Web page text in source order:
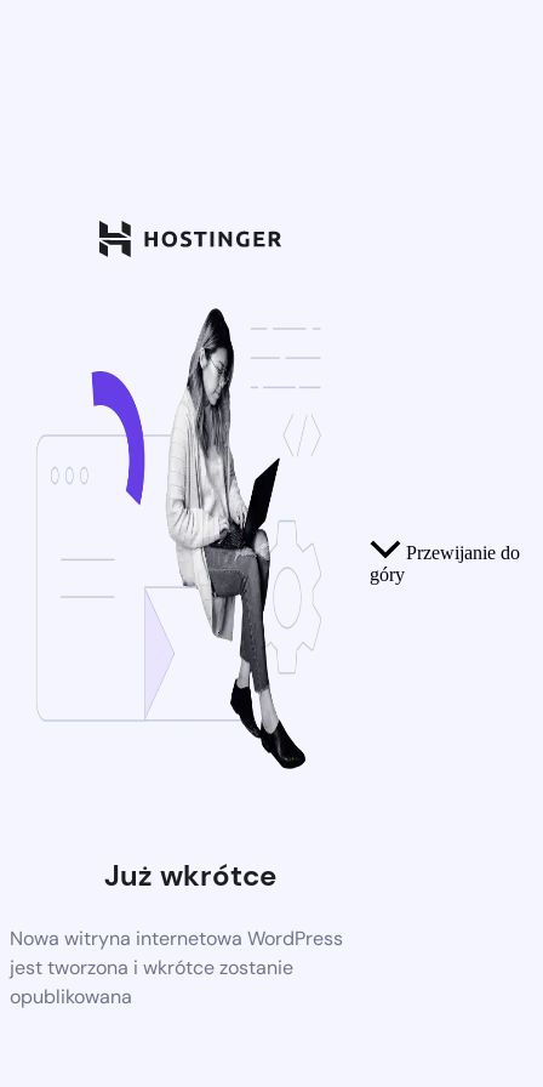
Już wkrótce
Nowa witryna internetowa WordPress
jest tworzona i wkrótce zostanie
opublikowana
Przewijanie do
góry